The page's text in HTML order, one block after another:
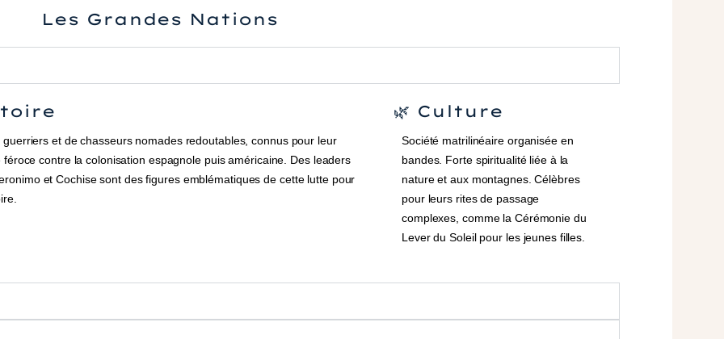
Les Grandes Nations
guerriers et de chasseurs nomades redoutables, connus pour leur
féroce contre la colonisation espagnole puis américaine. Des leaders
et Cochise sont des figures emblématiques de cette lutte pour
🌿 Culture
Société matrilinéaire organisée en
bandes. Forte spiritualité liée à la
nature et aux montagnes. Célèbres
pour leurs rites de passage
complexes, comme la Cérémonie du
Lever du Soleil pour les jeunes filles.